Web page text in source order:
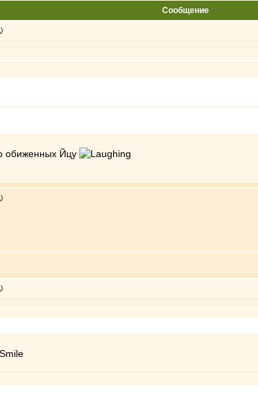
Сообщение
обиженных Йцу